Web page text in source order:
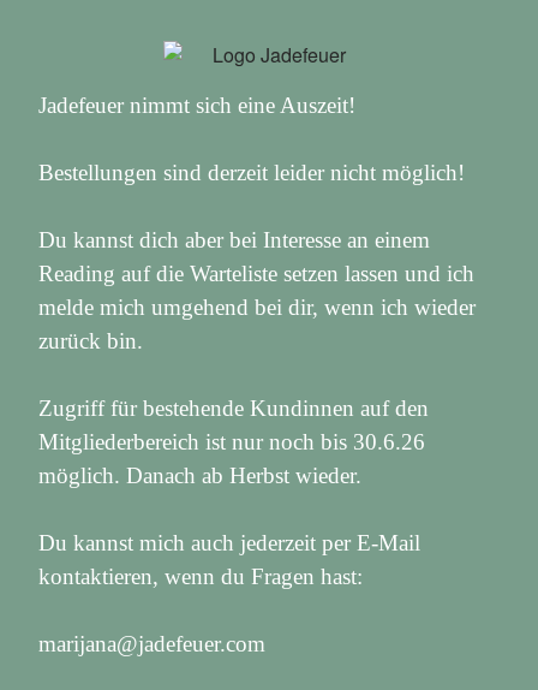
Jadefeuer nimmt sich eine Auszeit!
Bestellungen sind derzeit leider nicht möglich!
Du kannst dich aber bei Interesse an einem
Reading auf die Warteliste setzen lassen und ich
melde mich umgehend bei dir, wenn ich wieder
zurück bin.
Zugriff für bestehende Kundinnen auf den
Mitgliederbereich ist nur noch bis 30.6.26
möglich. Danach ab Herbst wieder.
Du kannst mich auch jederzeit per E-Mail
kontaktieren, wenn du Fragen hast:
marijana@jadefeuer.com